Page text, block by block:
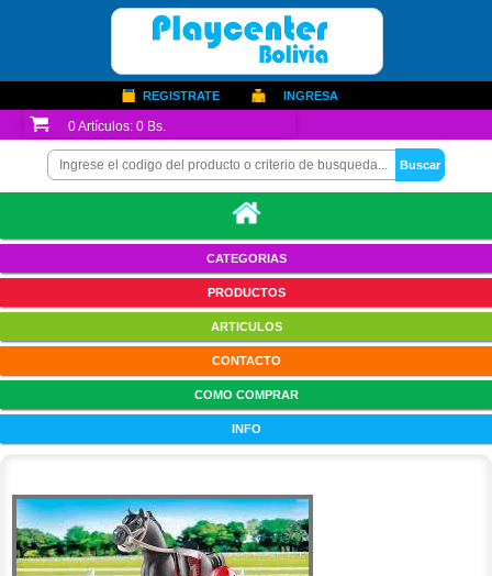
REGISTRATE INGRESA
0Artículos:0 Bs.
CATEGORIAS
PRODUCTOS
ARTICULOS
CONTACTO
COMO COMPRAR
INFO